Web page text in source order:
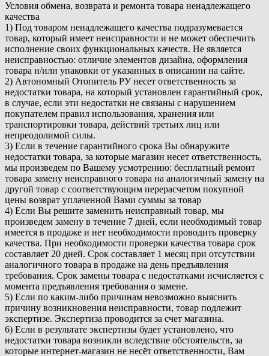
Условия обмена, возврата и ремонта товара ненадлежащего
качества
1) Под товаром ненадлежащего качества подразумевается
товар, который имеет неисправности и не может обеспечить
исполнение своих функциональных качеств. Не является
неисправностью: отличие элементов дизайна, оформления
товара и/или упаковки от указанных в описании на сайте.
2) Автономный Отопитель РУ несет ответственность за
недостатки товара, на который установлен гарантийный срок,
в случае, если эти недостатки не связаны с нарушением
покупателем правил использования, хранения или
транспортировки товара, действий третьих лиц или
непреодолимой силы.
3) Если в течение гарантийного срока Вы обнаружите
недостатки товара, за которые магазин несет ответственность,
мы произведем по Вашему усмотрению: бесплатный ремонт
товара замену неисправного товара на аналогичный замену на
другой товар с соответствующим перерасчетом покупной
цены возврат уплаченной Вами суммы за товар
4) Если Вы решите заменить неисправный товар, мы
произведем замену в течение 7 дней, если необходимый товар
имеется в продаже и нет необходимости проводить проверку
качества. При необходимости проверки качества товара срок
составляет 20 дней. Срок составляет 1 месяц при отсутствии
аналогичного товара в продаже на день предъявления
требования. Срок замены товара с недостатками исчисляется с
момента предъявления требования о замене.
5) Если по каким-либо причинам невозможно выяснить
причину возникновения неисправности, товар подлежит
экспертизе. Экспертиза проводится за счет магазина.
6) Если в результате экспертизы будет установлено, что
недостатки товара возникли вследствие обстоятельств, за
которые интернет-магазин не несёт ответственности, Вам